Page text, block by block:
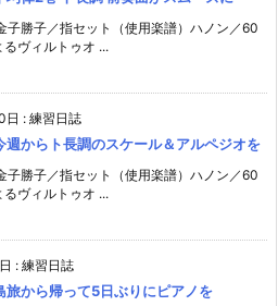
子勝子／指セット（使用楽譜）ハノン／60
ヴィルトゥオ ...
日 : 練習日誌
週からト長調のスケール＆アルペジオを
子勝子／指セット（使用楽譜）ハノン／60
ヴィルトゥオ ...
: 練習日誌
旅から帰って5日ぶりにピアノを